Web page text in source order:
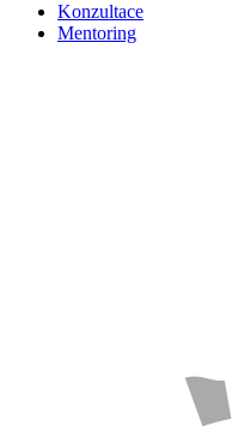
Konzultace
Mentoring